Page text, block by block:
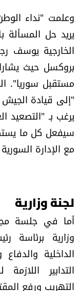
وعلمت "نداء
يريد حل المسألة
الخارجية يوسف
بروكسل حيث
مستقبل سوريا".
"إلى قيادة
يرغب بـ "التصعيد
سيفعل كل ما
مع الإدارة
لجنة وزارية
أما في جلسة
وزارية برئاسة
الداخلية
التدابير
التهريب ورفع